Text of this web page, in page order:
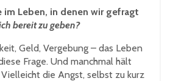
im Leben, in denen wir gefragt
bereit zu geben?
Geld, Vergebung – das Leben
Frage. Und manchmal hält
die Angst, selbst zu kurz